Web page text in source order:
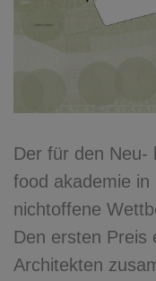
Der für den Neu-
food akademie in
nichtoffene
Den ersten Preis
Architekten